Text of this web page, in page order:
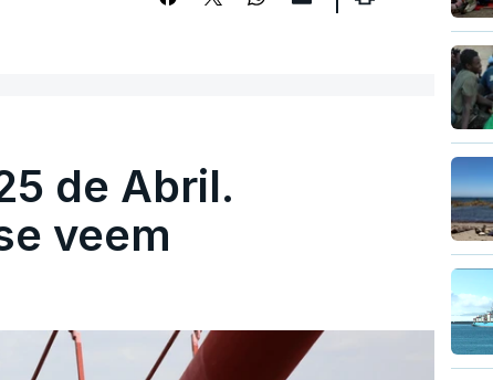
de Abril.
veem